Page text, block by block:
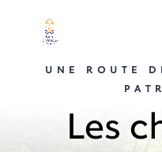
UNE ROUTE
Les